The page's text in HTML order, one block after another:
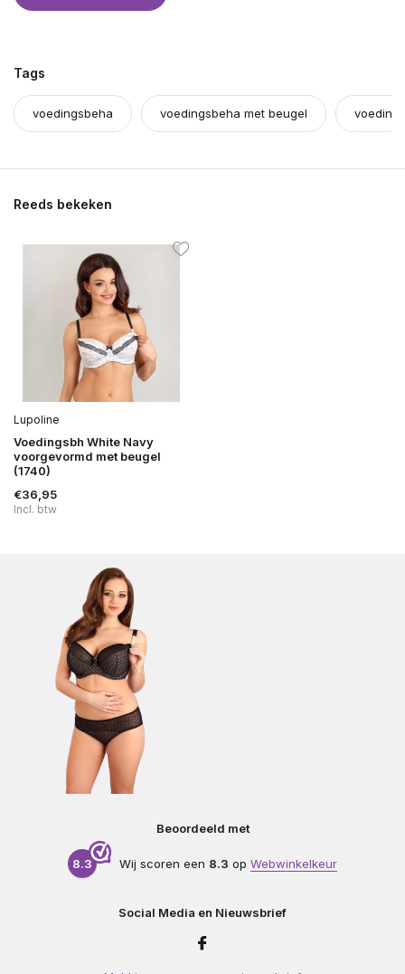
Tags
voedingsbeha voedingsbeha met beugel
Reeds bekeken
Lupoline
Voedingsbh White Navy
voorgevormd met beugel
(1740)
€36,95
Incl. btw
Beoordeeld met
8.3 Wij scoren een 8.3 op Webwinkelkeur
Social Media en Nieuwsbrief